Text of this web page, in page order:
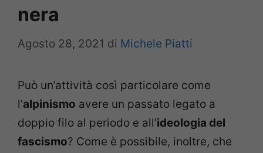
nera
Agosto 28, 2021 di Michele Piatti
Può un’attività così particolare come
l’alpinismo avere un passato legato a
doppio filo al periodo e all’ideologia del
fascismo? Come è possibile, inoltre, che